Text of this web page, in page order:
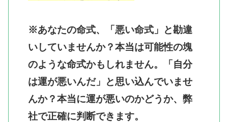
※あなたの命式、「悪い命式」と勘違
いしていませんか？本当は可能性の塊
のような命式かもしれません。「自分
は運が悪いんだ」と思い込んでいませ
んか？本当に運が悪いのかどうか、弊
社で正確に判断できます。